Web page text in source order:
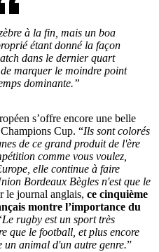
à la fin, mais un boa
étant donné la façon
dans le dernier quart
marquer le moindre point
dominante.”
s’offre encore une belle
Cup. “Ils sont colorés
de ce grand produit de l'ère
comme vous voulez,
elle continue à faire
Bordeaux Bègles n'est que le
le journal anglais, ce cinquième
montre l’importance du
Le rugby est un sport très
que le football, et plus encore
animal d'un autre genre.”